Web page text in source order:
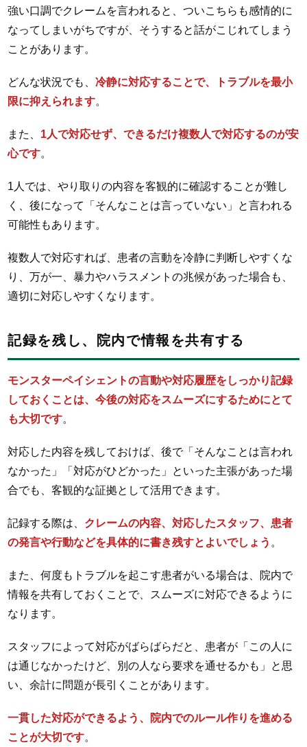
強い口調でクレームを言われると、ついこちらも感情的に
なってしまいがちですが、そうすると話がこじれてしまう
ことがあります。
どんな状況でも、冷静に対応することで、トラブルを最小
限に抑えられます。
また、 1人で対応せず、できるだけ複数人で対応するのが安
心です。
1人では、やり取りの内容を客観的に確認することが難し
く、後になって「そんなことは言っていない」と言われる
可能性もあります。
複数人で対応すれば、患者の言動を冷静に判断しやすくな
り、万が一、暴力やハラスメントの兆候があった場合も、
適切に対応しやすくなります。
記録を残し、院内で情報を共有する
モンスターペイシェントの言動や対応履歴をしっかり記録
しておくことは、今後の対応をスムーズにするためにとて
も大切です。
対応した内容を残しておけば、後で「そんなことは言われ
なかった」「対応がひどかった」といった主張があった場
合でも、客観的な証拠として活用できます。
記録する際は、 クレームの内容、対応したスタッフ、患者
の発言や行動などを具体的に書き残すとよいでしょう 。
また、何度もトラブルを起こす患者がいる場合は、院内で
情報を共有しておくことで、スムーズに対応できるように
なります。
スタッフによって対応がばらばらだと、患者が「この人に
は通じなかったけど、別の人なら要求を通せるかも」と思
い、余計に問題が長引くことがあります。
一貫した対応ができるよう、院内でのルール作りを進める
ことが大切です。